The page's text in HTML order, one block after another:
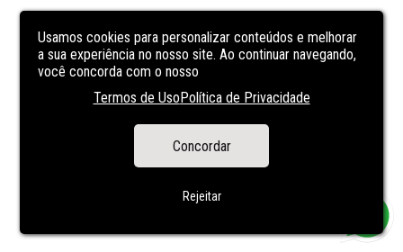
Usamos cookies para personalizar conteúdos e melhorar
a sua experiência no nosso site. Ao continuar navegando,
você concorda com o nosso
Termos de UsoPolítica de Privacidade
Concordar
Rejeitar